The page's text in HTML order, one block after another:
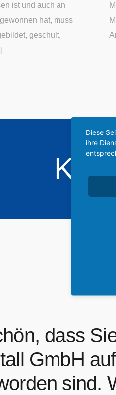
ist und auch an
hat, muss
geschult,
dass
GmbH
sind.
Diese
ihre